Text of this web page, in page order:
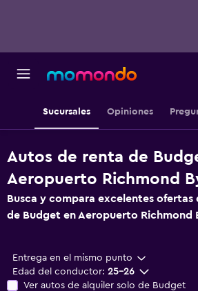
Sucursales Opiniones
Autos de renta de
Aeropuerto Richmond
Busca y compara excelentes ofertas
de Budget en Aeropuerto Richmond
Entrega en el mismo punto
Edad del conductor: 25-26
Ver autos de alquiler solo de Budget